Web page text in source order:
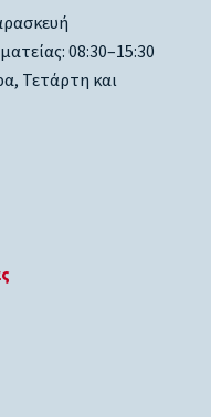
08:30–15:30
Τετάρτη και